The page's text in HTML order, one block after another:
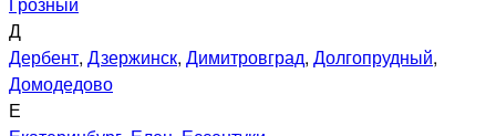
Д
Дербент, Дзержинск, Димитровград, Долгопрудный,
Домодедово
Е